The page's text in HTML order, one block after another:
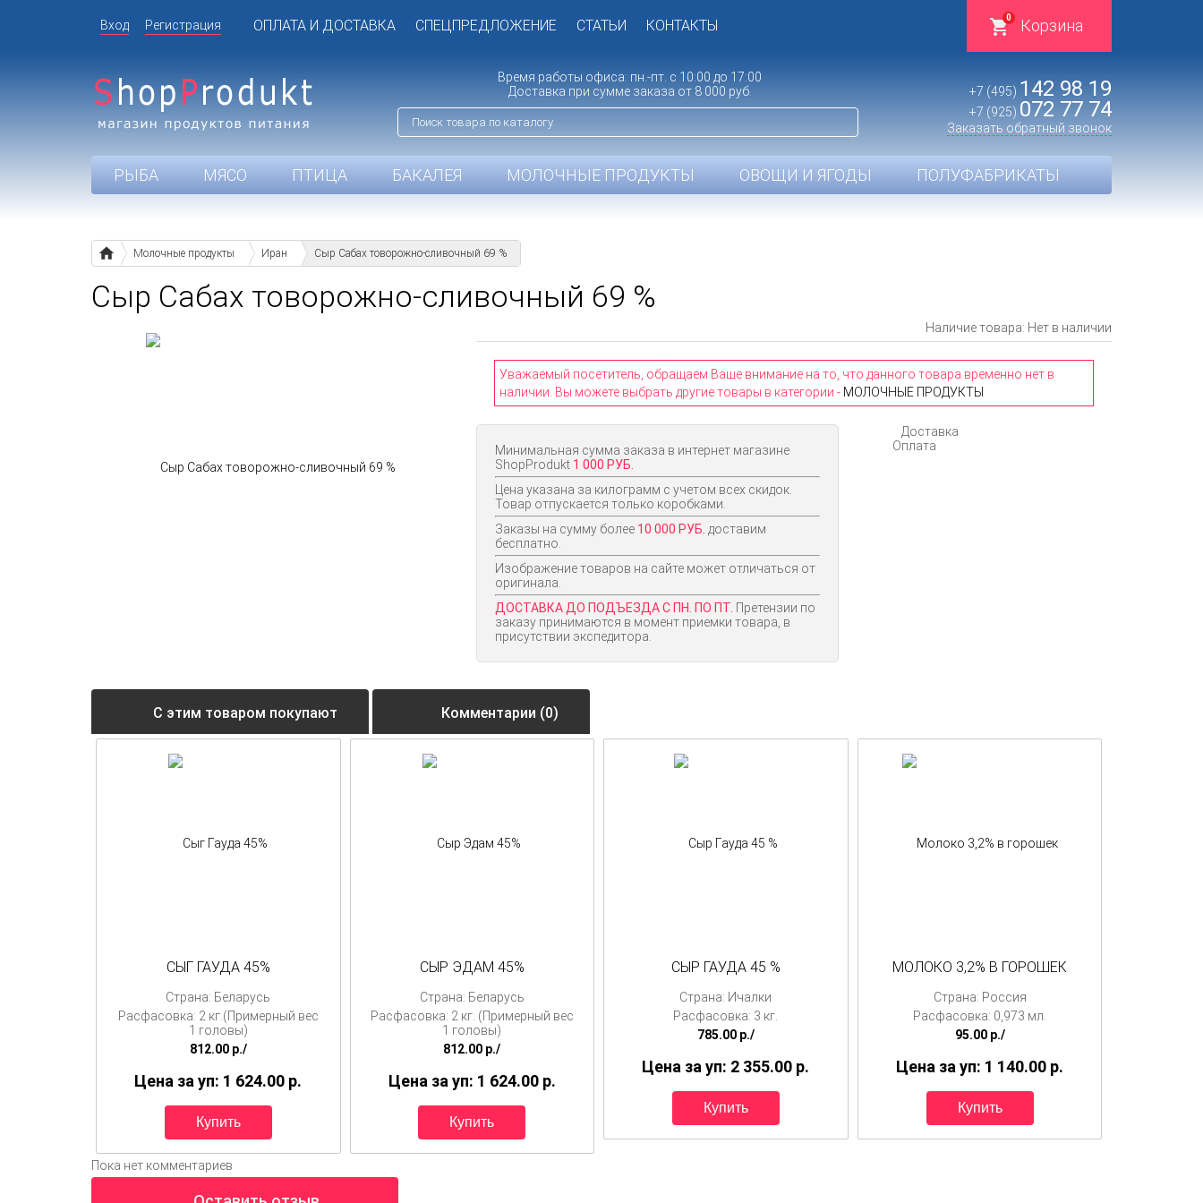
Корзина
0
Вход Регистрация ОПЛАТА И ДОСТАВКА СПЕЦПРЕДЛОЖЕНИЕ СТАТЬИ КОНТАКТЫ
+7 (495) 142 98 19
+7 (925) 072 77 74
Заказать обратный звонок
Время работы офиса: пн.-пт. с 10:00 до 17:00
Доставка при сумме заказа от 8 000 руб.
РЫБА МЯСО ПТИЦА БАКАЛЕЯ МОЛОЧНЫЕ ПРОДУКТЫ ОВОЩИ И ЯГОДЫ ПОЛУФАБРИКАТЫ
Молочные продукты Иран Сыр Сабах товорожно-сливочный 69 %
Сыр Сабах товорожно-сливочный 69 %
Наличие товара: Нет в наличии
Уважаемый посетитель, обращаем Ваше внимание на то, что данного товара временно нет в
наличии. Вы можете выбрать другие товары в категории - МОЛОЧНЫЕ ПРОДУКТЫ
Минимальная сумма заказа в интернет магазине
ShopProdukt 1 000 РУБ.
Цена указана за килограмм с учетом всех скидок.
Товар отпускается только коробками.
Заказы на сумму более 10 000 РУБ. доставим
бесплатно.
Изображение товаров на сайте может отличаться от
оригинала.
ДОСТАВКА ДО ПОДЪЕЗДА С ПН. ПО ПТ. Претензии по
заказу принимаются в момент приемки товара, в
присутствии экспедитора.
Доставка
Оплата
С этим товаром покупают Комментарии (0)
СЫГ ГАУДА 45%
Страна: Беларусь
Расфасовка: 2 кг.(Примерный вес
1 головы)
812.00 p./
Цена за уп: 1 624.00 p.
СЫР ЭДАМ 45%
Страна: Беларусь
Расфасовка: 2 кг. (Примерный вес
1 головы)
812.00 p./
Цена за уп: 1 624.00 p.
СЫР ГАУДА 45 %
Страна: Ичалки
Расфасовка: 3 кг.
785.00 p./
Цена за уп: 2 355.00 p.
МОЛОКО 3,2% В ГОРОШЕК
Страна: Россия
Расфасовка: 0,973 мл.
95.00 p./
Цена за уп: 1 140.00 p.
Пока нет комментариев